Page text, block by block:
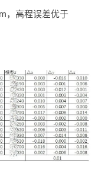
，高程误差优于